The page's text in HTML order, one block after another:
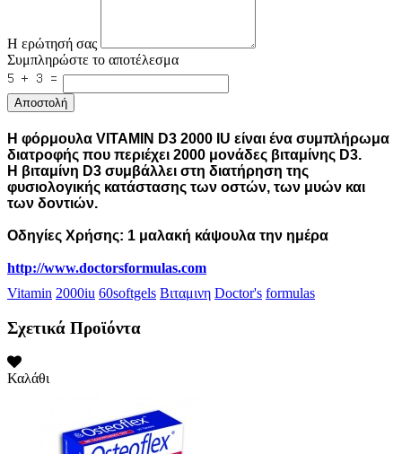
Η ερώτησή σας
Συμπληρώστε το αποτέλεσμα
Αποστολή
Η φόρμουλα VITAMIN D3 2000 IU είναι ένα συμπλήρωμα
διατροφής που περιέχει 2000 μονάδες βιταμίνης D3.
Η βιταμίνη D3 συμβάλλει στη διατήρηση της
φυσιολογικής κατάστασης των οστών, των μυών και
των δοντιών.
Οδηγίες Χρήσης: 1 μαλακή κάψουλα την ημέρα
http://www.doctorsformulas.com
Vitamin 2000iu 60softgels Βιταμινη Doctor's formulas
Σχετικά Προϊόντα
Καλάθι